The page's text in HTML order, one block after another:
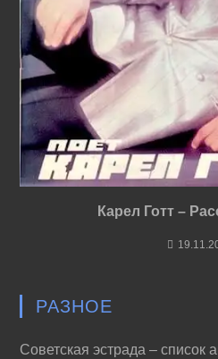
Карел Готт –
РАЗНОЕ
Советская эстрада – список